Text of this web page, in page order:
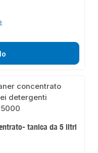
tanica da 5 litri